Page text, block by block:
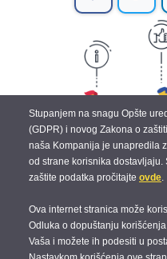
Stupanjem na snagu Opšte
(GDPR) i novog Zakona o
naša Kompanija je unapredila
od strane korisnika
zaštite podatka pročitajte ovde.
Ova internet stranica može
Odluka o dopuštanju
Vaša i možete ih podesiti u
© 2019 Agile Humans |Terms